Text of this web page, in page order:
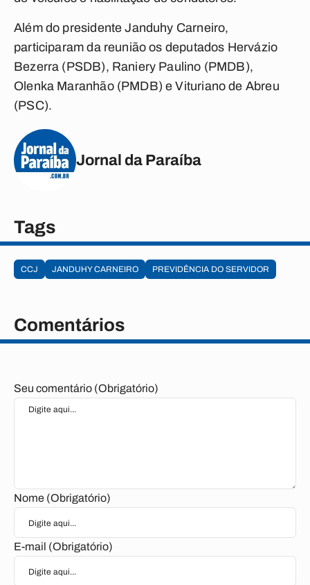
Além do presidente Janduhy Carneiro,
participaram da reunião os deputados Hervázio
Bezerra (PSDB), Raniery Paulino (PMDB),
Olenka Maranhão (PMDB) e Vituriano de Abreu
(PSC).
Jornal da Paraíba
Tags
CCJ JANDUHY CARNEIRO PREVIDÊNCIA DO SERVIDOR
Comentários
Seu comentário (Obrigatório)
Nome (Obrigatório)
E-mail (Obrigatório)